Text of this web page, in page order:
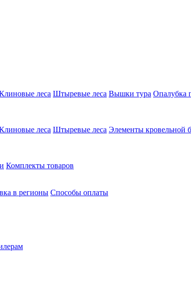
леса Штыревые леса Вышки тура Опалубка
леса Штыревые леса Элементы кровельной
Комплекты товаров
в регионы Способы оплаты